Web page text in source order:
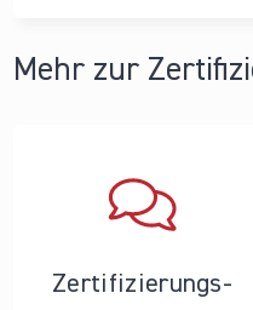
Mehr zur
Zertifizierungs­